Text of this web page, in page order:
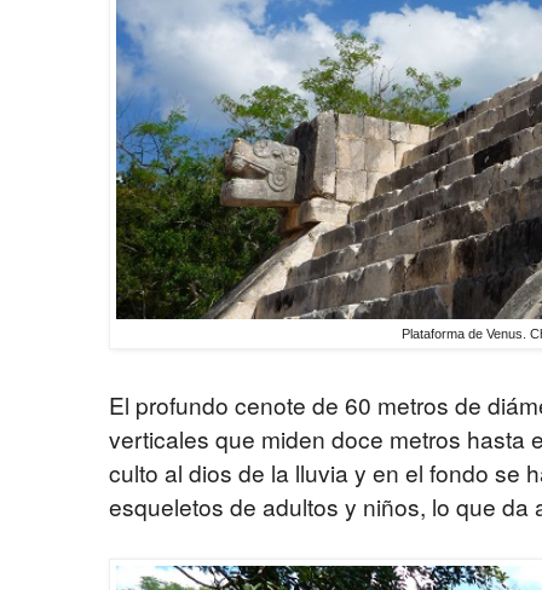
Plataforma de Venus.
El profundo cenote de 60 metros de
verticales que miden doce metros hasta
culto al dios de la lluvia y en el fondo se
esqueletos de adultos y niños, lo que da